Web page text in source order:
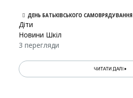
ДЕНЬ БАТЬКІВСЬКОГО САМОВРЯДУВАННЯ
Діти
Новини Шкіл
3 перегляди
ЧИТАТИ ДАЛІ